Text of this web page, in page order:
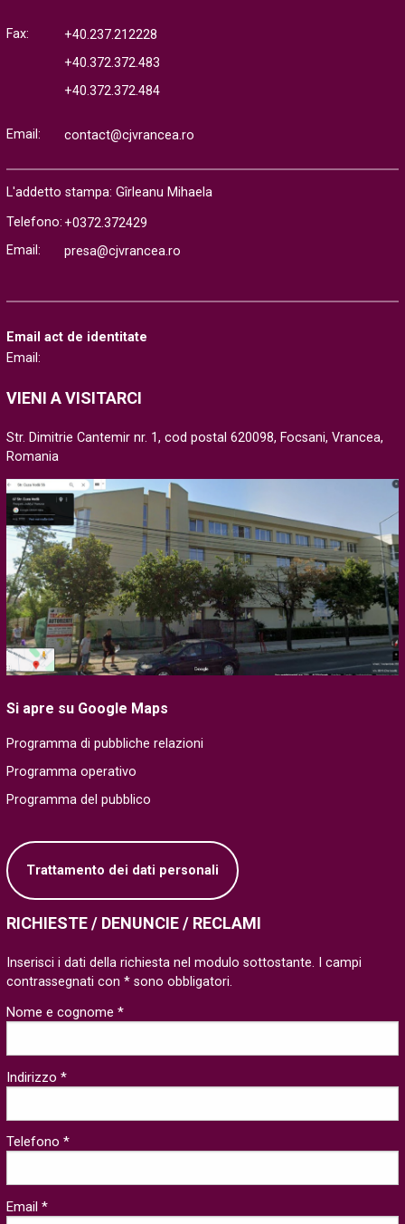
Fax:
+40.237.212228
+40.372.372.483
+40.372.372.484
Email: contact@cjvrancea.ro
L'addetto stampa: Gîrleanu Mihaela
Telefono: +0372.372429
Email:
presa@cjvrancea.ro
Email act de identitate
Email:
VIENI A VISITARCI
Str. Dimitrie Cantemir nr. 1, cod postal 620098, Focsani, Vrancea,
Romania
Si apre su Google Maps
Programma di pubbliche relazioni
Programma operativo
Programma del pubblico
Trattamento dei dati personali
RICHIESTE / DENUNCIE / RECLAMI
Inserisci i dati della richiesta nel modulo sottostante. I campi
contrassegnati con * sono obbligatori.
Nome e cognome *
Indirizzo *
Telefono *
Email *